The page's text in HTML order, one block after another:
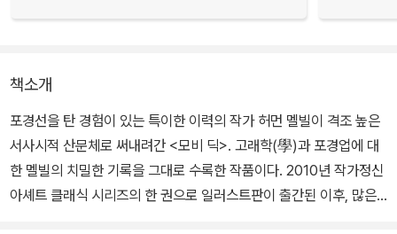
책소개
포경선을 탄 경험이 있는 특이한 이력의 작가 허먼 멜빌이 격조 높은
서사시적 산문체로 써내려간 <모비 딕>. 고래학(學)과 포경업에 대
한 멜빌의 치밀한 기록을 그대로 수록한 작품이다. 2010년 작가정신
아셰트 클래식 시리즈의 한 권으로 일러스트판이 출간된 이후, 많은